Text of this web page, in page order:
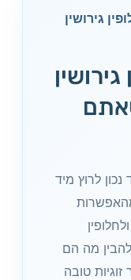
גירושין
לרוץ מיד
להבין מה הם
טובה